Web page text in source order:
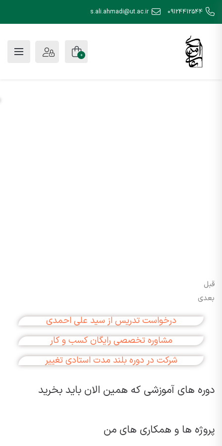
09124412544
s.ali.ahmadi@ut.ac.ir
0
قبل
بعدی
درخواست تدریس از سید علی احمدی
مشاوره تخصصی رایگان کسب و کار
شرکت در دوره بلند مدت استادی تغییر
دوره های آموزشی که همین الان باید بخرید
پروژه ها و همکاری های من